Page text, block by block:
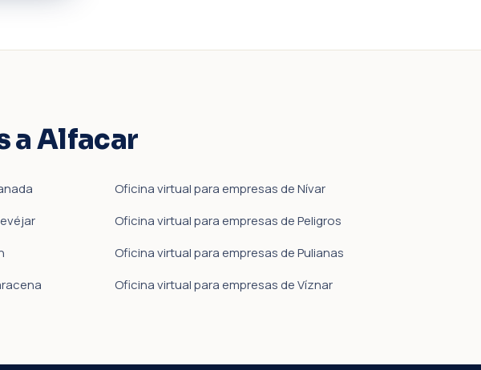
a Alfacar
Oficina virtual para empresas de Nívar
Oficina virtual para empresas de Peligros
Oficina virtual para empresas de Pulianas
Oficina virtual para empresas de Víznar